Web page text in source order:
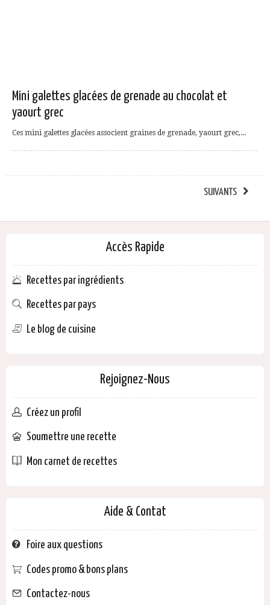
Mini galettes glacées de grenade au chocolat et
yaourt grec
Ces mini galettes glacées associent graines de grenade, yaourt grec,...
SUIVANTS
Accès Rapide
Recettes par ingrédients
Recettes par pays
Le blog de cuisine
Rejoignez-Nous
Créez un profil
Soumettre une recette
Mon carnet de recettes
Aide & Contat
Foire aux questions
Codes promo & bons plans
Contactez-nous